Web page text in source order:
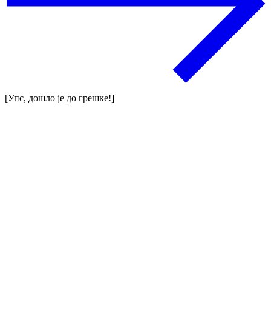
[Упс, дошло је до грешке!]